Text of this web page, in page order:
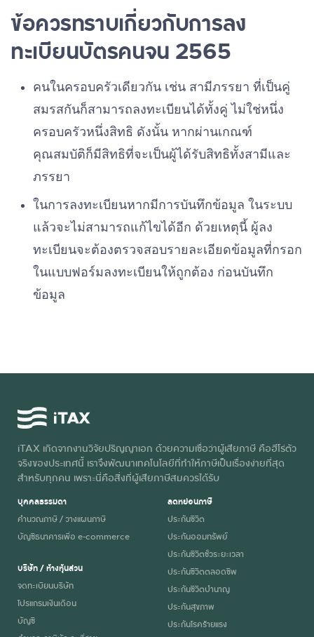
ข้อควรทราบเกี่ยวกับการลง
ทะเบียนบัตรคนจน 2565
คนในครอบครัวเดียวกัน เช่น สามีภรรยา ที่เป็นคู่
สมรสกันก็สามารถลงทะเบียนได้ทั้งคู่ ไม่ใช่หนึ่ง
ครอบครัวหนึ่งสิทธิ ดังนั้น หากผ่านเกณฑ์
คุณสมบัติก็มีสิทธิที่จะเป็นผู้ได้รับสิทธิทั้งสามีและ
ภรรยา
ในการลงทะเบียนหากมีการบันทึกข้อมูล ในระบบ
แล้วจะไม่สามารถแก้ไขได้อีก ด้วยเหตุนี้ ผู้ลง
ทะเบียนจะต้องตรวจสอบรายละเอียดข้อมูลที่กรอก
ในแบบฟอร์มลงทะเบียนให้ถูกต้อง ก่อนบันทึก
ข้อมูล
iTAX เกิดจากงานวิจัยปริญญาเอก ด้วยความเชื่อว่าผู้เสียภาษี คือฮีโร่ตัว
จริงของประเทศนี้ เราจึงพัฒนาเทคโนโลยีที่ทำให้ภาษีเป็นเรื่องง่ายที่สุด
สำหรับทุกคน เพราะนี่คือสิ่งที่ผู้เสียภาษีสมควรได้รับ
บุคคลธรรมดา
คำนวณภาษี / วางแผนภาษี
บัญชีธนาคารเพื่อ e-commerce
บริษัท / ห้างหุ้นส่วน
จดทะเบียนบริษัท
โปรแกรมเงินเดือน
บัญชี
ลดหย่อนภาษี
ประกันชีวิต
ประกันออมทรัพย์
ประกันชีวิตชั่วระยะเวลา
ประกันชีวิตตลอดชีพ
ประกันชีวิตบำนาญ
ประกันสุขภาพ
ประกันโรคร้ายแรง